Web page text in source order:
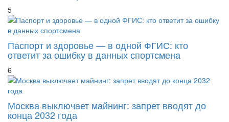
5
Паспорт и здоровье — в одной ФГИС: кто
ответит за ошибку в данных спортсмена
6
Москва выключает майнинг: запрет вводят до
конца 2032 года